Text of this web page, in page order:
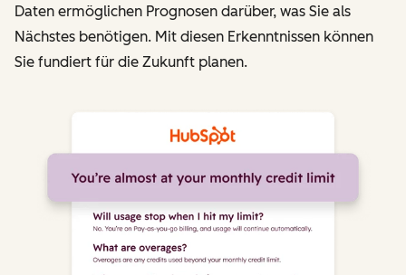
Daten ermöglichen Prognosen darüber, was Sie als
Nächstes benötigen. Mit diesen Erkenntnissen können
Sie fundiert für die Zukunft planen.